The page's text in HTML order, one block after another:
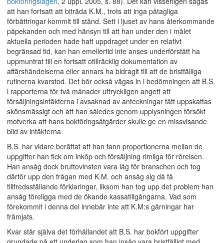
att han fortsatt att biträda K.M., trots att inga påtagliga
förbättringar kommit till stånd. Sett i ljuset av hans återkommande
påpekanden och med hänsyn till att han under den i målet
aktuella perioden hade haft uppdraget under en relativt
begränsad tid, kan han emellertid inte anses underförstått ha
uppmuntrat till en fortsatt otillräcklig dokumentation av
affärshändelserna eller annars ha bidragit till att de bristfälliga
rutinerna kvarstod. Det bör också vägas in i bedömningen att B.S.
i rapporterna för två månader uttryckligen angett att
försäljningsintäkterna i avsaknad av anteckningar fått uppskattas
skönsmässigt och att han således genom upplysningen försökt
motverka att hans bokföringsåtgärder skulle ge en missvisande
bild av intäkterna.
B.S. har vidare berättat att han fann proportionerna mellan de
uppgifter han fick om inköp och försäljning rimliga för rörelsen.
Han ansåg dock bruttovinsten vara låg för branschen och tog
därför upp den frågan med K.M. och ansåg sig då få
tillfredsställande förklaringar, liksom han tog upp det problem han
ansåg föreligga med de ökande kassatillgångarna. Vad som
förekommit i denna del innebär inte att K.M:s gärningar har
främjats.
Kvar står själva det förhållandet att B.S. har bokfört uppgifter